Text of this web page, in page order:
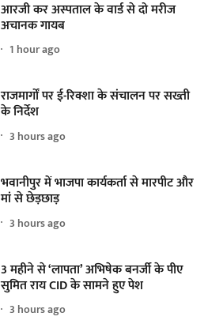
आरजी कर अस्पताल के वार्ड से दो मरीज
अचानक गायब
1 hour ago
राजमार्गों पर ई-रिक्शा के संचालन पर सख्ती
के निर्देश
3 hours ago
भवानीपुर में भाजपा कार्यकर्ता से मारपीट और
मां से छेड़छाड़
3 hours ago
3 महीने से ‘लापता’ अभिषेक बनर्जी के पीए
सुमित राय CID के सामने हुए पेश
3 hours ago